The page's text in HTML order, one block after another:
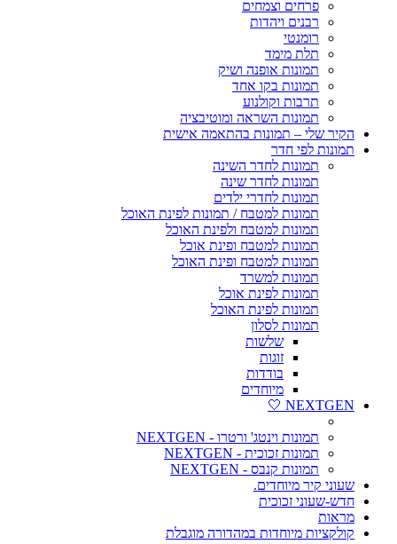
פרחים וצמחים
רבנים ויהדות
רומנטי
תלת מימד
תמונות אופנה ושיק
תמונות בקו אחד
תרבות וקולנוע
תמונות השראה ומוטיבציה
הקיר שלי – תמונות בהתאמה אישית
תמונות לפי חדר
תמונות לחדר השינה
תמונות לחדר שינה
תמונות לחדרי ילדים
תמונות למטבח / תמונות לפינת האוכל
תמונות למטבח ולפינת האוכל
תמונות למטבח ופינת אוכל
תמונות למטבח ופינת האוכל
תמונות למשרד
תמונות לפינת אוכל
תמונות לפינת האוכל
תמונות לסלון
שלשות
זוגות
בודדות
מיוחדים
NEXTGEN 🤍
תמונות וינטג' ורטרו - NEXTGEN
תמונות זכוכית - NEXTGEN
תמונות קנבס - NEXTGEN
שעוני קיר מיוחדים.
חדש-שעוני זכוכית
מראות
קולקציות מיוחדות במהדורה מוגבלת